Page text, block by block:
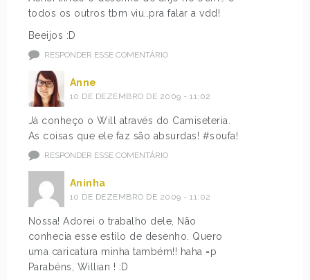
todos os outros tbm viu..pra falar a vdd!
Beeijos :D
RESPONDER ESSE COMENTÁRIO
Anne
10 DE DEZEMBRO DE 2009 - 11:02
Já conheço o Will através do Camiseteria.
As coisas que ele faz são absurdas! #soufa!
RESPONDER ESSE COMENTÁRIO
Aninha
10 DE DEZEMBRO DE 2009 - 11:02
Nossa! Adorei o trabalho dele, Não
conhecia esse estilo de desenho. Quero
uma caricatura minha também!! haha =p
Parabéns, Willian ! :D